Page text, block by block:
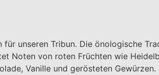
unseren Tribun. Die önologische
Noten von roten Früchten wie
Vanille und gerösteten